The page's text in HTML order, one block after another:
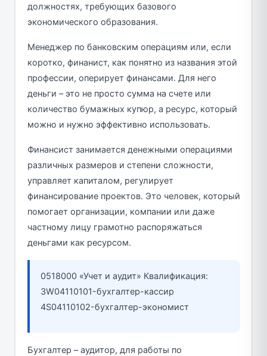
должностях, требующих базового
экономического образования.
Менеджер по банковским операциям или, если
коротко, финанист, как понятно из названия этой
профессии, оперирует финансами. Для него
деньги – это не просто сумма на счете или
количество бумажных купюр, а ресурс, который
можно и нужно эффективно использовать.
Финансист занимается денежными операциями
различных размеров и степени сложности,
управляет капиталом, регулирует
финансирование проектов. Это человек, который
помогает организации, компании или даже
частному лицу грамотно распоряжаться
деньгами как ресурсом.
0518000 «Учет и аудит» Квалификация:
3W04110101-бухгалтер-кассир
4S04110102-бухгалтер-экономист
Бухгалтер – аудитор, для работы по